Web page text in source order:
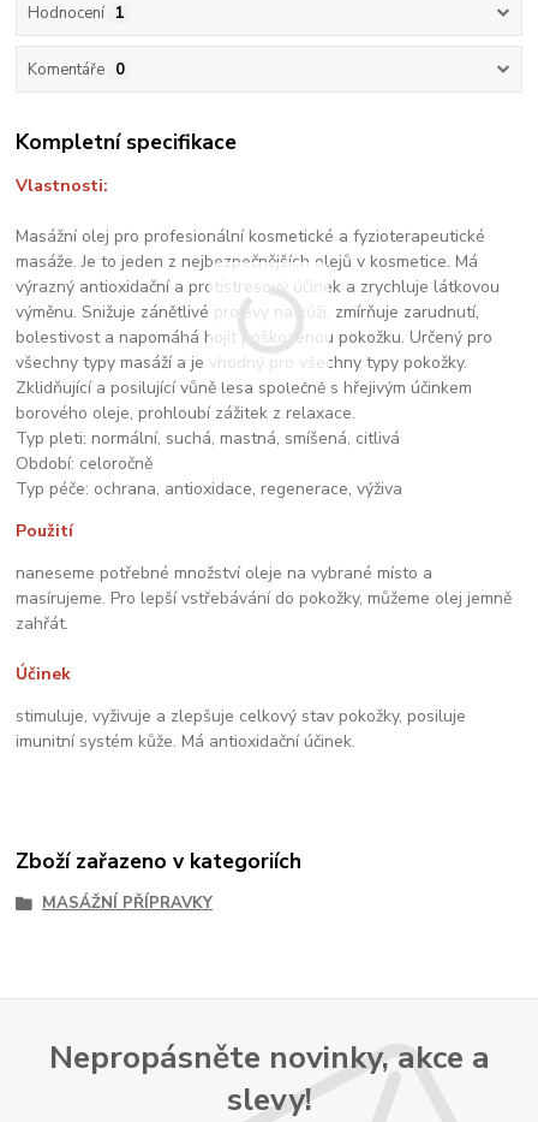
Hodnocení 1
Komentáře 0
Kompletní specifikace
Vlastnosti:
Masážní olej pro profesionální kosmetické a fyzioterapeutické
masáže. Je to jeden z nejbezpečnějších olejů v kosmetice. Má
výrazný antioxidační a protistresový účinek a zrychluje látkovou
výměnu. Snižuje zánětlivé projevy na kůži, zmírňuje zarudnutí,
bolestivost a napomáhá hojit poškozenou pokožku. Určený pro
všechny typy masáží a je vhodný pro všechny typy pokožky.
Zklidňující a posilující vůně lesa společně s hřejivým účinkem
borového oleje, prohloubí zážitek z relaxace.
Typ pleti: normální, suchá, mastná, smíšená, citlivá
Období: celoročně
Typ péče: ochrana, antioxidace, regenerace, výživa
Použití
naneseme potřebné množství oleje na vybrané místo a
masírujeme. Pro lepší vstřebávání do pokožky, můžeme olej jemně
zahřát.
Účinek
stimuluje, vyživuje a zlepšuje celkový stav pokožky, posiluje
imunitní systém kůže. Má antioxidační účinek.
Zboží zařazeno v kategoriích
MASÁŽNÍ PŘÍPRAVKY
Nepropásněte novinky, akce a
slevy!